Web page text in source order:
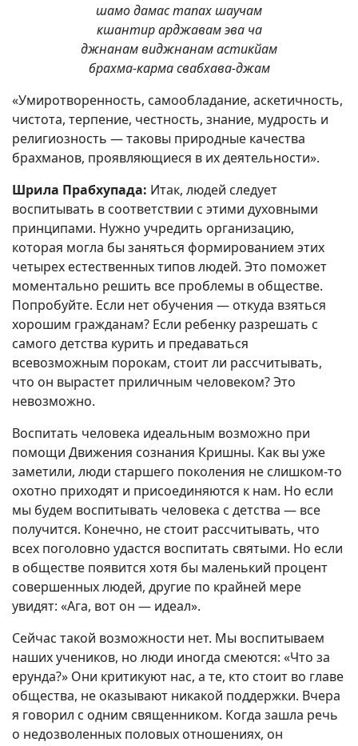
шамо дамас тапах шаучам
кшантир арджавам эва ча
джнанам виджнанам астикйам
брахма-карма свабхава-джам
«Умиротворенность, самообладание, аскетичность,
чистота, терпение, честность, знание, мудрость и
религиозность — таковы природные качества
брахманов, проявляющиеся в их деятельности».
Шрила Прабхупада: Итак, людей следует
воспитывать в соответствии с этими духовными
принципами. Нужно учредить организацию,
которая могла бы заняться формированием этих
четырех естественных типов людей. Это поможет
моментально решить все проблемы в обществе.
Попробуйте. Если нет обучения — откуда взяться
хорошим гражданам? Если ребенку разрешать с
самого детства курить и предаваться
всевозможным порокам, стоит ли рассчитывать,
что он вырастет приличным человеком? Это
невозможно.
Воспитать человека идеальным возможно при
помощи Движения сознания Кришны. Как вы уже
заметили, люди старшего поколения не слишком-то
охотно приходят и присоединяются к нам. Но если
мы будем воспитывать человека с детства — все
получится. Конечно, не стоит рассчитывать, что
всех поголовно удастся воспитать святыми. Но если
в обществе появится хотя бы маленький процент
совершенных людей, другие по крайней мере
увидят: «Ага, вот он — идеал».
Сейчас такой возможности нет. Мы воспитываем
наших учеников, но люди иногда смеются: «Что за
ерунда?» Они критикуют нас, а те, кто стоит во главе
общества, не оказывают никакой поддержки. Вчера
я говорил с одним священником. Когда зашла речь
о недозволенных половых отношениях, он